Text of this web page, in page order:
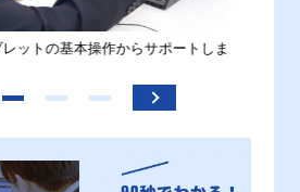
ットの基本操作からサポートしま